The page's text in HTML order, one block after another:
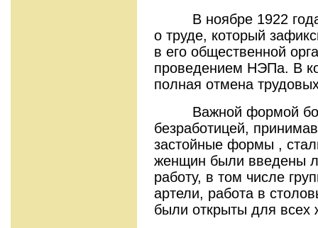
В ноябре 1922 года
о труде, который
в его общественной
проведением НЭПа. В
полная отмена
Важной формой
безработицей,
застойные формы ,
женщин были введены
работу, в том числе
артели, работа в
были открыты для всех